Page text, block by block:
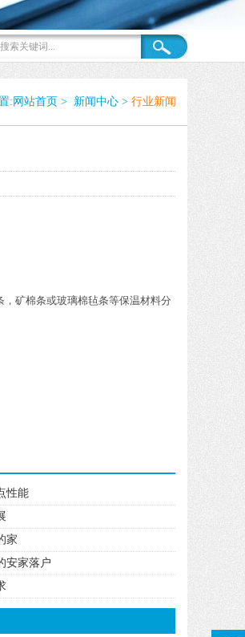
:网站首页 > 新闻中心 > 行业新闻
矿棉条或玻璃棉毡条等保温材料分
性能
家
安家落户